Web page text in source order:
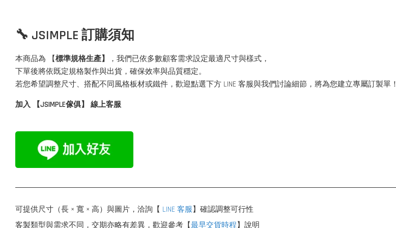
🔧 JSIMPLE 訂購須知
本商品為 【標準規格生產】
，我們已依多數顧客需求設定最適尺寸與樣式，
下單後將依既定規格製作與出貨，確保效率與品質穩定。
若您希望調整尺寸、搭配不同風格板材或鐵件，歡迎點選下方 LINE 客服與我們討論細節，將為您建立專屬訂製單！
加入 【JSIMPLE傢俱】 線上客服
可提供尺寸（長 × 寬 × 高）與圖片，洽詢【 LINE 客服】確認調整可行性
客製類型與需求不同，交期亦略有差異，歡迎參考【最早交貨時程】說明